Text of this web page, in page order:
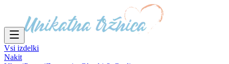
Vsi izdelki
Nakit